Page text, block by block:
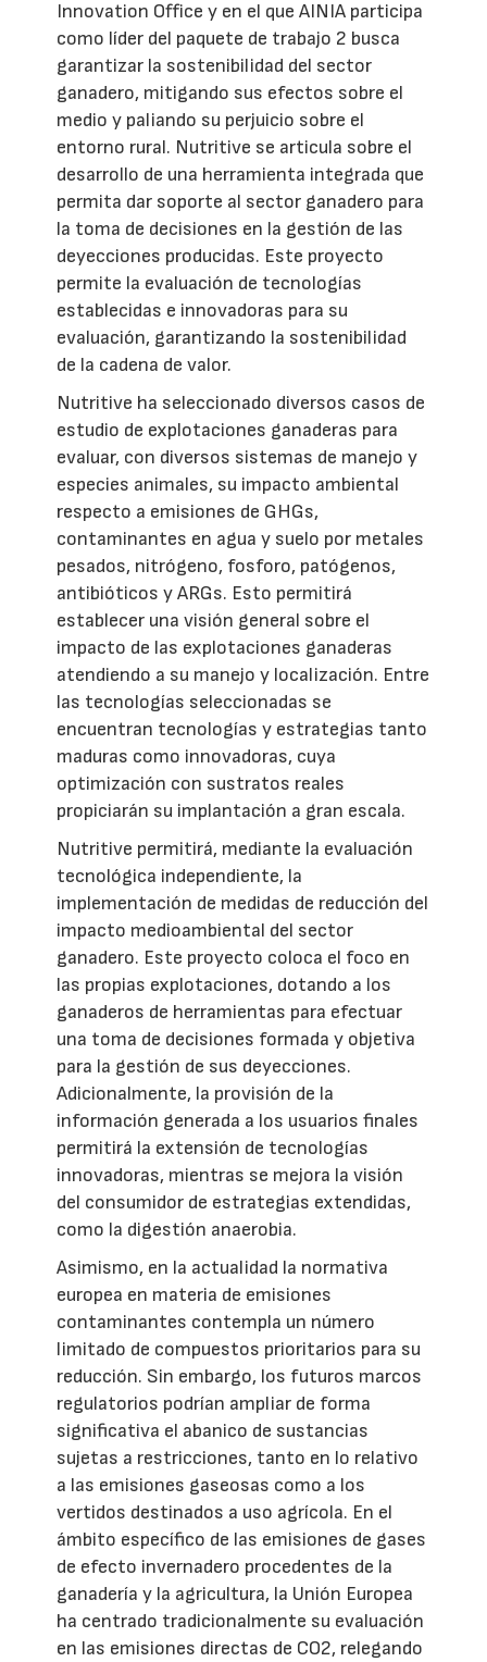
Innovation Office y en el que AINIA participa
como líder del paquete de trabajo 2 busca
garantizar la sostenibilidad del sector
ganadero, mitigando sus efectos sobre el
medio y paliando su perjuicio sobre el
entorno rural. Nutritive se articula sobre el
desarrollo de una herramienta integrada que
permita dar soporte al sector ganadero para
la toma de decisiones en la gestión de las
deyecciones producidas. Este proyecto
permite la evaluación de tecnologías
establecidas e innovadoras para su
evaluación, garantizando la sostenibilidad
de la cadena de valor.
Nutritive ha seleccionado diversos casos de
estudio de explotaciones ganaderas para
evaluar, con diversos sistemas de manejo y
especies animales, su impacto ambiental
respecto a emisiones de GHGs,
contaminantes en agua y suelo por metales
pesados, nitrógeno, fosforo, patógenos,
antibióticos y ARGs. Esto permitirá
establecer una visión general sobre el
impacto de las explotaciones ganaderas
atendiendo a su manejo y localización. Entre
las tecnologías seleccionadas se
encuentran tecnologías y estrategias tanto
maduras como innovadoras, cuya
optimización con sustratos reales
propiciarán su implantación a gran escala.
Nutritive permitirá, mediante la evaluación
tecnológica independiente, la
implementación de medidas de reducción del
impacto medioambiental del sector
ganadero. Este proyecto coloca el foco en
las propias explotaciones, dotando a los
ganaderos de herramientas para efectuar
una toma de decisiones formada y objetiva
para la gestión de sus deyecciones.
Adicionalmente, la provisión de la
información generada a los usuarios finales
permitirá la extensión de tecnologías
innovadoras, mientras se mejora la visión
del consumidor de estrategias extendidas,
como la digestión anaerobia.
Asimismo, en la actualidad la normativa
europea en materia de emisiones
contaminantes contempla un número
limitado de compuestos prioritarios para su
reducción. Sin embargo, los futuros marcos
regulatorios podrían ampliar de forma
significativa el abanico de sustancias
sujetas a restricciones, tanto en lo relativo
a las emisiones gaseosas como a los
vertidos destinados a uso agrícola. En el
ámbito específico de las emisiones de gases
de efecto invernadero procedentes de la
ganadería y la agricultura, la Unión Europea
ha centrado tradicionalmente su evaluación
en las emisiones directas de CO2, relegando